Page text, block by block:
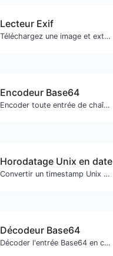
Lecteur Exif
Téléchargez une image et extrayez-en les données.
Encodeur Base64
Encoder toute entrée de chaîne en Base64.
Horodatage Unix en date
Convertir un timestamp Unix en date UTC et en date locale.
Décodeur Base64
Décoder l'entrée Base64 en chaîne.